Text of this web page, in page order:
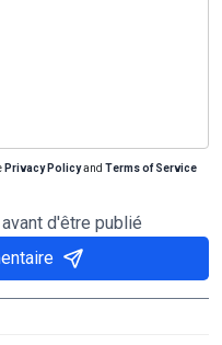
Privacy Policyand Terms of Service
d'être publié